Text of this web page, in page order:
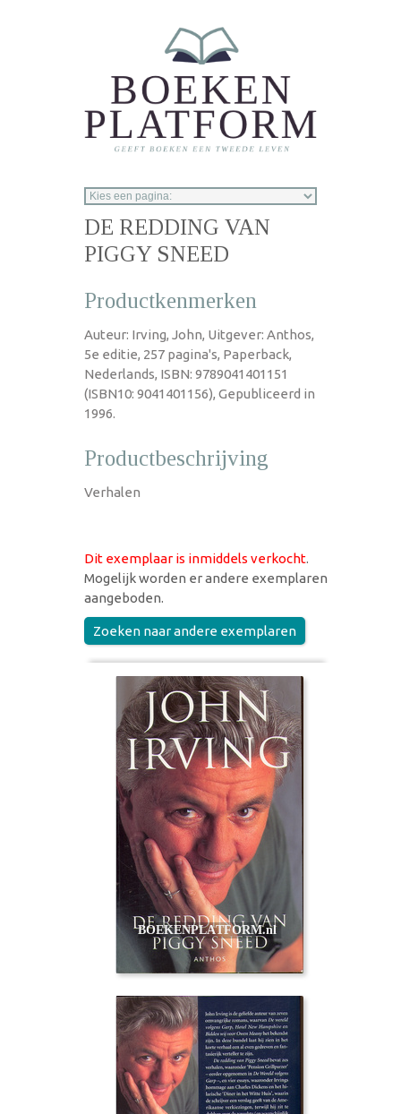
DE REDDING VAN
PIGGY SNEED
Productkenmerken
Auteur: Irving, John, Uitgever: Anthos,
5e editie, 257 pagina's, Paperback,
Nederlands, ISBN: 9789041401151
(ISBN10: 9041401156), Gepubliceerd in
1996.
Productbeschrijving
Verhalen
Dit exemplaar is inmiddels verkocht.
Mogelijk worden er andere exemplaren
aangeboden.
Zoeken naar andere exemplaren